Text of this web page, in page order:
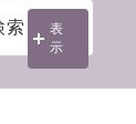
索
表
示